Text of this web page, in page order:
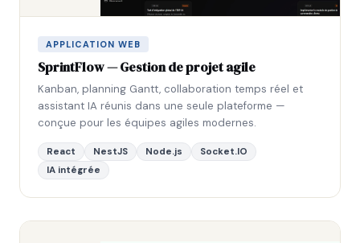
APPLICATION WEB
SprintFlow — Gestion de projet agile
Kanban, planning Gantt, collaboration temps réel et
assistant IA réunis dans une seule plateforme —
conçue pour les équipes agiles modernes.
React NestJS Node.js
Socket.IO
IA intégrée